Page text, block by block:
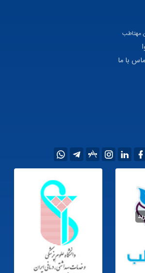
مهتاطب
با ما